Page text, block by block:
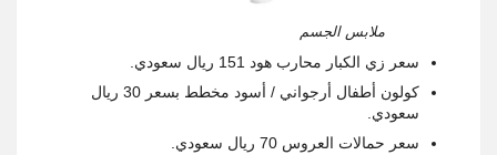
ملابس الجسم
سعر زي الكبار محارب هود 151 ريال سعودي.
كولون أطفال أرجواني / أسود مخطط بسعر 30 ريال
سعودي.
سعر حمالات العروس 70 ريال سعودي.